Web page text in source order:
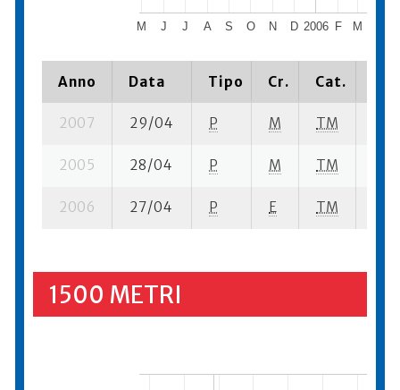
2006
M J J A S O N D F M
Anno Data Tipo Cr. Cat.
2007 29/04 P M TM
2005 28/04 P M TM
2006 27/04 P E TM
1500 METRI